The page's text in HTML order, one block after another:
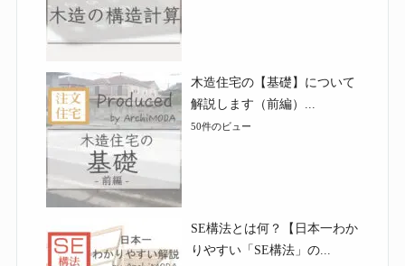
木造住宅の【基礎】について
解説します（前編）...
50件のビュー
SE構法とは何？【日本一わか
りやすい「SE構法」の...